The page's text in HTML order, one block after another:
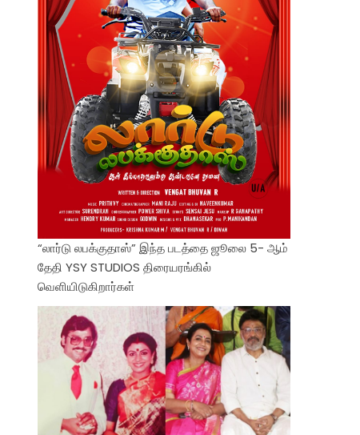
“லார்டு லபக்குதாஸ்” இந்த படத்தை ஜூலை 5- ஆம்
தேதி YSY STUDIOS திரையரங்கில்
வெளியிடுகிறார்கள்